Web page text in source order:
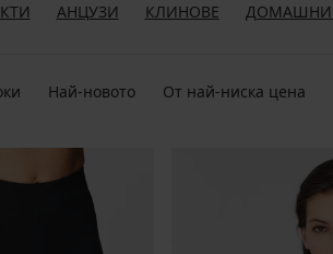
АНЦУЗИ КЛИНОВЕ ДОМАШНИ
Най-новото От най-ниска цена